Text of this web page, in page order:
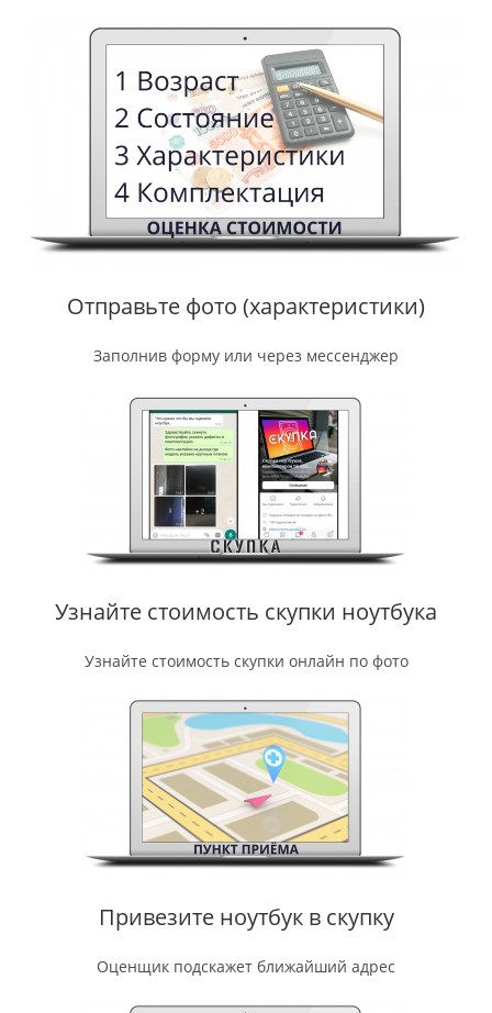
Отправьте фото (характеристики)
Заполнив форму или через мессенджер
Узнайте стоимость скупки ноутбука
Узнайте стоимость скупки онлайн по фото
Привезите ноутбук в скупку
Оценщик подскажет ближайший адрес